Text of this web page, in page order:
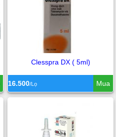
Clesspra DX ( 5ml)
16.500/Lọ Mua